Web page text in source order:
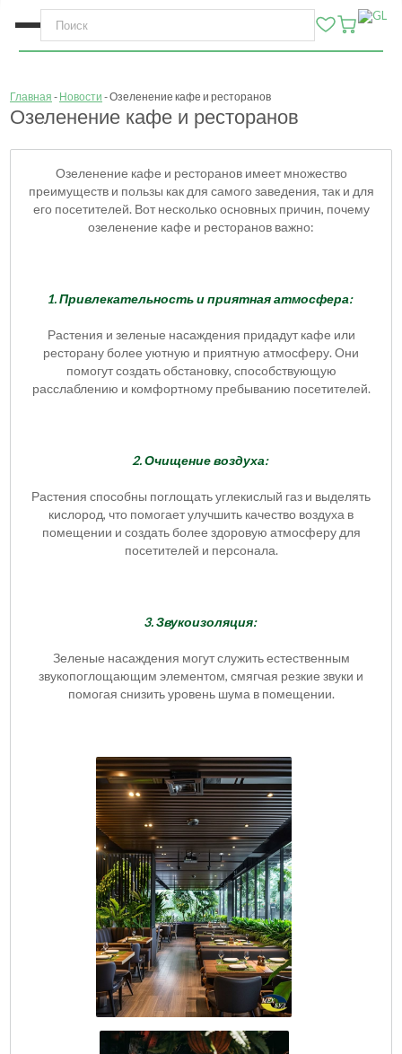
Главная Новости Озеленение кафе и ресторанов
Озеленение кафе и ресторанов
Озеленение кафе и ресторанов имеет множество
преимуществ и пользы как для самого заведения, так и для
его посетителей. Вот несколько основных причин, почему
озеленение кафе и ресторанов важно:
1. Привлекательность и приятная атмосфера:
Растения и зеленые насаждения придадут кафе или
ресторану более уютную и приятную атмосферу. Они
помогут создать обстановку, способствующую
расслаблению и комфортному пребыванию посетителей.
2. Очищение воздуха:
Растения способны поглощать углекислый газ и выделять
кислород, что помогает улучшить качество воздуха в
помещении и создать более здоровую атмосферу для
посетителей и персонала.
3. Звукоизоляция:
Зеленые насаждения могут служить естественным
звукопоглощающим элементом, смягчая резкие звуки и
помогая снизить уровень шума в помещении.